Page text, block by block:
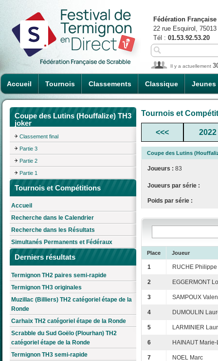
Accueil Tournois Classements Classique Jeunes
Fédération
22 rue Esquirol,
Tél : 01.53.92.53.20
Il y a actuellement
Coupe des Lutins (Houffalize) TH3
joker
Classement final
Partie 3
Partie 2
Partie 1
Tournois et Compétitions
Accueil
Recherche dans le Calendrier
Recherche dans les Résultats
Simultanés Permanents et Fédéraux
Derniers résultats
Termignon TH2 paires semi-rapide
Termignon TH3 originales
Muzillac (Billiers) TH2 catégoriel étape de la
Ronde
Carhaix TH2 catégoriel étape de la Ronde
Scrabble du Sud Goëlo (Plourhan) TH2
catégoriel étape de la Ronde
Termignon TH3 semi-rapide
Tournois et
<<< 2022
Coupe des Lutins
Joueurs : 83
Joueurs par série :
Poids par série :
Place Joueur
1 RUCHE Philippe
2 EGGERMONT
3 SAMPOUX
4 DUMOULIN
5 LARMINIER
6 HAINAUT
7 NOEL Marc